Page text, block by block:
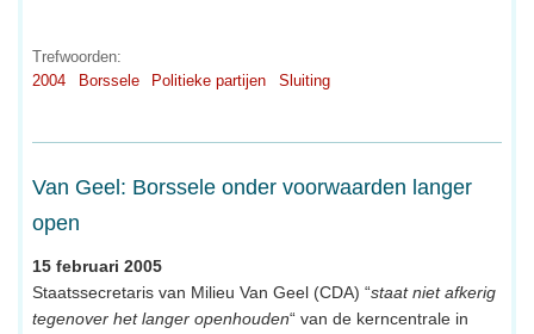
Trefwoorden:
2004
Borssele Politieke partijen Sluiting
Van Geel: Borssele onder voorwaarden langer
open
15 februari 2005
Staatssecretaris van Milieu Van Geel (CDA) “staat niet afkerig
tegenover het langer openhouden“ van de kerncentrale in